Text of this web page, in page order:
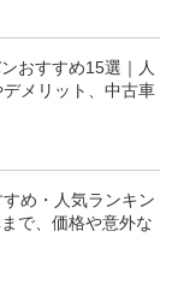
おすすめ15選｜人
メリット、中古車
すめ・人気ランキン
で、価格や意外な